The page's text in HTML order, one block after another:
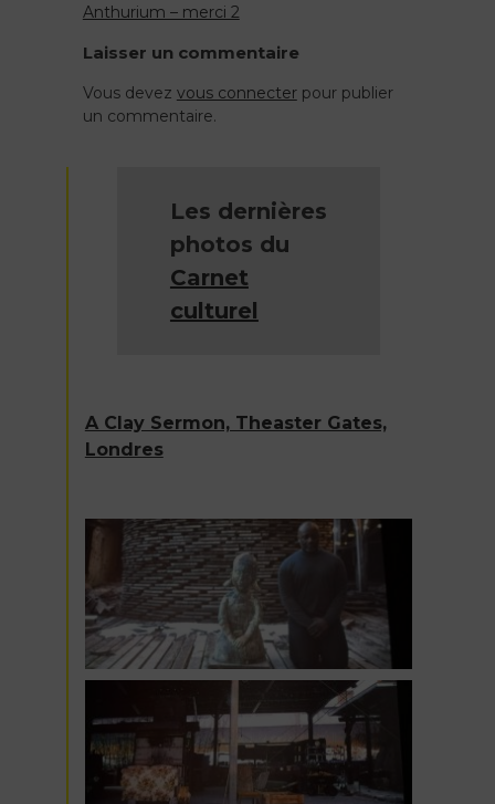
Navigation
de
l’article
Anthurium – merci 2
Laisser un commentaire
Vous devez vous connecterpour publier
un commentaire.
Les dernières
photos du
Carnet
culturel
A Clay Sermon, Theaster Gates,
Londres